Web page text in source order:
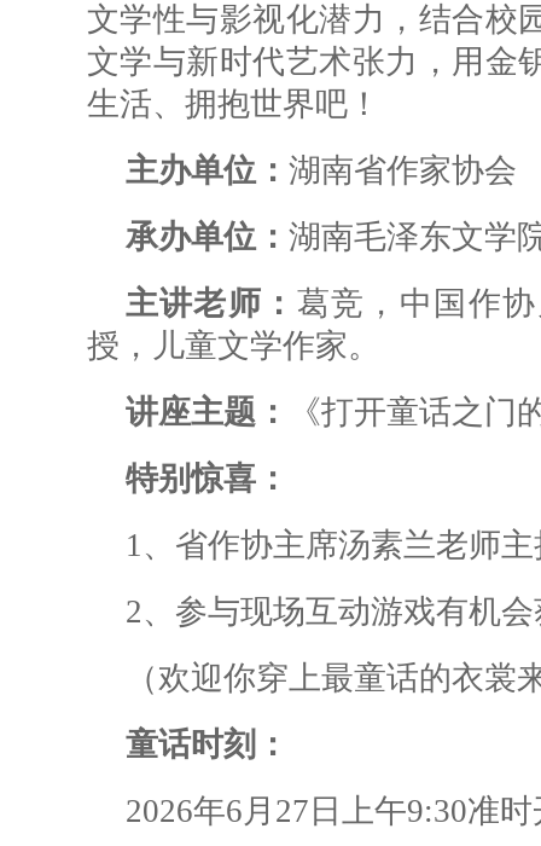
文学性与影视化潜力，结合校
文学与新时代艺术张力，用金
生活、拥抱世界吧！
主办单位： 湖南省作家协会
承办单位： 湖南毛泽东文学
主讲老师： 葛竞，中国作
授， 儿童文学作家。
讲座主题：
《打开童话之门
特别惊喜：
1、省作协主席汤素兰老师主
2、参与现场互动游戏有机
（欢迎你穿上最童话的衣裳
童话时刻：
2026年6月27日上午9:30准